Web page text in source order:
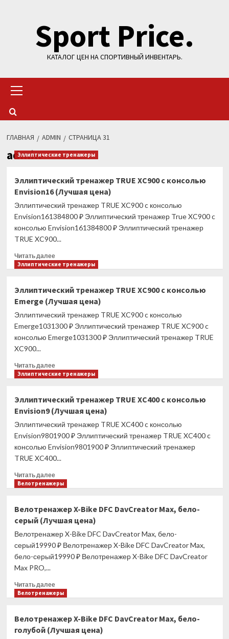
содержимомуSport Price.
КАТАЛОГ ЦЕН НА СПОРТИВНЫЙ ИНВЕНТАРЬ.
меню
ГЛАВНАЯ ADMIN СТРАНИЦА 31
admin
Эллиптические тренажеры
Эллиптический тренажер TRUE XC900 c консолью
Envision16 (Лучшая цена)
Эллиптический тренажер TRUE XC900 c консолью
Envision161384800 ₽ Эллиптический тренажер True XC900 c
консолью Envision161384800 ₽ Эллиптический тренажер
TRUE XC900...
Читать далееПрочитать
больше
тренажер
TRUE
XC900
c
Envision16
Эллиптические тренажеры
Эллиптический тренажер TRUE XC900 c консолью
Emerge (Лучшая цена)
Эллиптический тренажер TRUE XC900 c консолью
Emerge1031300 ₽ Эллиптический тренажер TRUE XC900 c
консолью Emerge1031300 ₽ Эллиптический тренажер TRUE
XC900...
Читать далееПрочитать
больше
тренажер
TRUE
XC900
c
Emerge
(Лучшая
Эллиптические тренажеры
Эллиптический тренажер TRUE XC400 c консолью
Envision9 (Лучшая цена)
Эллиптический тренажер TRUE XC400 c консолью
Envision9801900 ₽ Эллиптический тренажер TRUE XC400 c
консолью Envision9801900 ₽ Эллиптический тренажер
TRUE XC400...
Читать далееПрочитать
больше
тренажер
TRUE
XC400
c
консолью
Envision9
Велотренажеры
Велотренажер X-Bike DFC DavCreator Max, бело-
серый (Лучшая цена)
Велотренажер X-Bike DFC DavCreator Max, бело-
серый19990 ₽ Велотренажер X-Bike DFC DavCreator Max,
бело-серый19990 ₽ Велотренажер X-Bike DFC DavCreator
Max PRO,...
Читать далееПрочитать
больше
X-
Bike
Велотренажеры
Велотренажер X-Bike DFC DavCreator Max, бело-
голубой (Лучшая цена)